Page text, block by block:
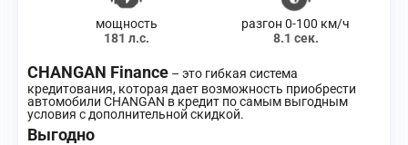
мощность
181 л.с.
разгон 0-100 км/ч
8.1 сек.
CHANGAN Finance – это гибкая система
кредитования, которая дает возможность приобрести
автомобили CHANGAN в кредит по самым выгодным
условия с дополнительной скидкой.
Выгодно